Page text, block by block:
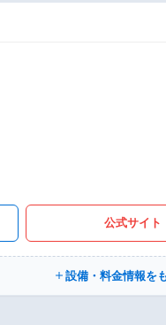
公式サイト
設備・料金情報を